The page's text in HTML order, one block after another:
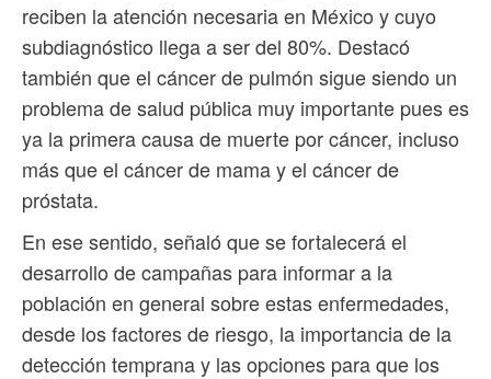
reciben la atención necesaria en México y cuyo
subdiagnóstico llega a ser del 80%. Destacó
también que el cáncer de pulmón sigue siendo un
problema de salud pública muy importante pues es
ya la primera causa de muerte por cáncer, incluso
más que el cáncer de mama y el cáncer de
próstata.
En ese sentido, señaló que se fortalecerá el
desarrollo de campañas para informar a la
población en general sobre estas enfermedades,
desde los factores de riesgo, la importancia de la
detección temprana y las opciones para que los